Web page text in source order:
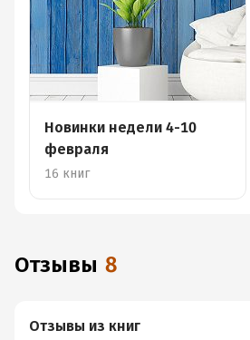
Новинки недели 4-10
февраля
16 книг
Отзывы 8
Отзывы из книг